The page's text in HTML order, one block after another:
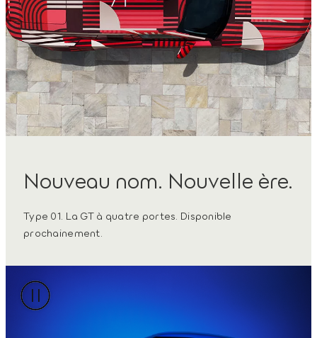
Nouveau nom. Nouvelle ère.
Type 01. La GT à quatre portes. Disponible
prochainement.